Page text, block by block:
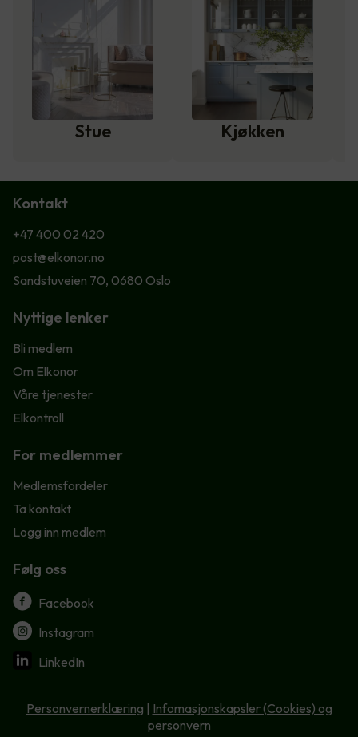
Stue Kjøkken
Kontakt
+47 400 02 420
post@elkonor.no
Sandstuveien 70, 0680 Oslo
Nyttige lenker
Bli medlem
Om Elkonor
Våre tjenester
Elkontroll
For medlemmer
Medlemsfordeler
Ta kontakt
Logg inn medlem
Følg oss
Facebook
Instagram
LinkedIn
Personvernerklæring
Infomasjonskapsler (Cookies) og
personvern